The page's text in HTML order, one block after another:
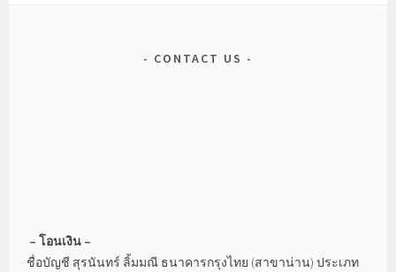
CONTACT US
– โอนเงิน –
ชื่อบัญชี สุรนันทร์ ลิ้มมณี ธนาคารกรุงไทย (สาขาน่าน) ประเภท